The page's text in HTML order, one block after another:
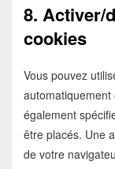
8. Activer/
cookies
Vous pouvez
automatiquement
également
être placés. Une
de votre